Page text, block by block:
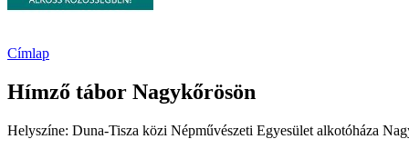
Címlap
Hímző tábor Nagykőrösön
Helyszíne: Duna-Tisza közi Népművészeti Egyesület alkotóháza